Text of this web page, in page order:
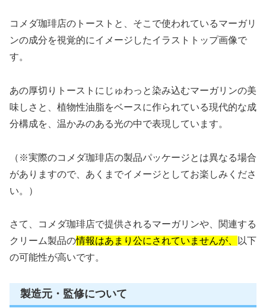
コメダ珈琲店のトーストと、そこで使われているマーガリ
ンの成分を視覚的にイメージしたイラストトップ画像で
す。
あの厚切りトーストにじゅわっと染み込むマーガリンの美
味しさと、植物性油脂をベースに作られている現代的な成
分構成を、温かみのある光の中で表現しています。
（※実際のコメダ珈琲店の製品パッケージとは異なる場合
がありますので、あくまでイメージとしてお楽しみくださ
い。）
さて、コメダ珈琲店で提供されるマーガリンや、関連する
クリーム製品の情報はあまり公にされていませんが、
以下
の可能性が高いです。
製造元・監修について